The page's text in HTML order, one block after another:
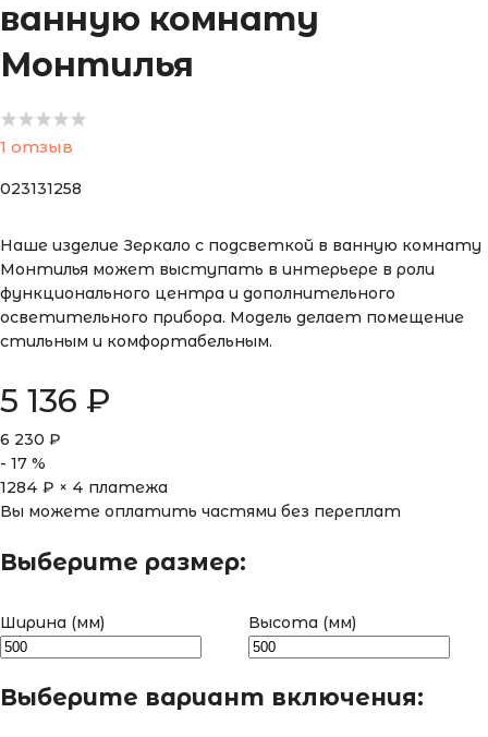
ванную комнату
Монтилья
1 отзыв
023131258
Наше изделие Зеркало с подсветкой в ванную комнату
Монтилья может выступать в интерьере в роли
функционального центра и дополнительного
осветительного прибора. Модель делает помещение
стильным и комфортабельным.
5 136 ₽
6 230 ₽
- 17 %
1284 ₽ × 4 платежа
Вы можете оплатить частями без переплат
Выберите размер:
Ширина (мм) Высота (мм)
Выберите вариант включения: